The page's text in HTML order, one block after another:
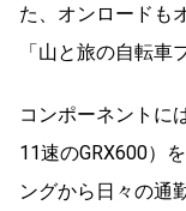
た、オンロードも
「山と旅の自転車
コンポーネントに
11速のGRX600）
ングから日々の通